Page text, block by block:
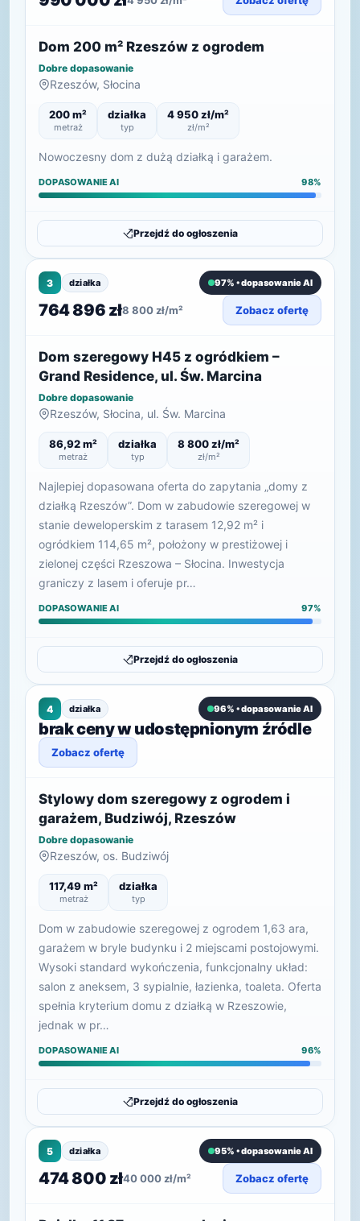
Dom 200 m² Rzeszów z ogrodem
Dobre dopasowanie
Rzeszów, Słocina
200 m²
metraż
działka
typ
4 950 zł/m²
zł/m²
Nowoczesny dom z dużą działką i garażem.
DOPASOWANIE AI 98%
Przejdź do ogłoszenia
3 działka 97% • dopasowanie AI
764 896 zł8 800 zł/m² Zobacz ofertę
Dom szeregowy H45 z ogródkiem –
Grand Residence, ul. Św. Marcina
Dobre dopasowanie
Rzeszów, Słocina, ul. Św. Marcina
86,92 m²
metraż
działka
typ
8 800 zł/m²
zł/m²
Najlepiej dopasowana oferta do zapytania „domy z
działką Rzeszów”. Dom w zabudowie szeregowej w
stanie deweloperskim z tarasem 12,92 m² i
ogródkiem 114,65 m², położony w prestiżowej i
zielonej części Rzeszowa – Słocina. Inwestycja
graniczy z lasem i oferuje pr…
DOPASOWANIE AI 97%
Przejdź do ogłoszenia
4 działka 96% • dopasowanie AI
brak ceny w udostępnionym źródle
Zobacz ofertę
Stylowy dom szeregowy z ogrodem i
garażem, Budziwój, Rzeszów
Dobre dopasowanie
Rzeszów, os. Budziwój
117,49 m²
metraż
działka
typ
Dom w zabudowie szeregowej z ogrodem 1,63 ara,
garażem w bryle budynku i 2 miejscami postojowymi.
Wysoki standard wykończenia, funkcjonalny układ:
salon z aneksem, 3 sypialnie, łazienka, toaleta. Oferta
spełnia kryterium domu z działką w Rzeszowie,
jednak w pr…
DOPASOWANIE AI 96%
Przejdź do ogłoszenia
5 działka 95% • dopasowanie AI
474 800 zł40 000 zł/m² Zobacz ofertę